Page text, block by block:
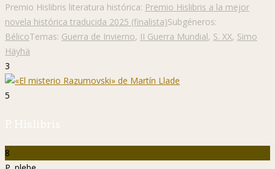
Premio Hislibris literatura histórica: Premio Hislibris a la mejor
novela histórica traducida 2025 (finalista)Subgéneros:
BélicoTemas: Guerra de Invierno, II Guerra Mundial, S. XX, Simo
Häyhä
3
5
P. Hislibris
8